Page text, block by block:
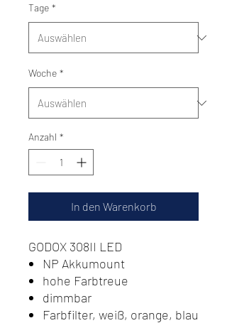
Tage *
Woche *
Anzahl *
In den Warenkorb
GODOX 308II LED
NP Akkumount
hohe Farbtreue
dimmbar
Farbfilter, weiß, orange, blau